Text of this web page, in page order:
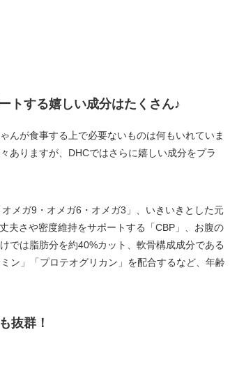
トする嬉しい成分はたくさん♪
んが食事する上で必要ないものは何もいれていま
ありますが、DHCではさらに嬉しい成分をプラ
メガ9・オメガ6・オメガ3」、いきいきとした元
夫さや密度維持をサポートする「CBP」、お腹の
では脂肪分を約40%カット、軟骨構成成分である
ン」「プロテオグリカン」を配合するなど、年齢
抜群！